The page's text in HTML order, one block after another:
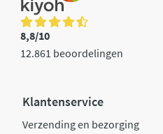
8,8/10
12.861 beoordelingen
Klantenservice
Verzending en bezorging